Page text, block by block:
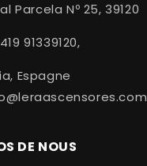
Parcela Nº 25, 39120
91339120,
Espagne
DE NOUS